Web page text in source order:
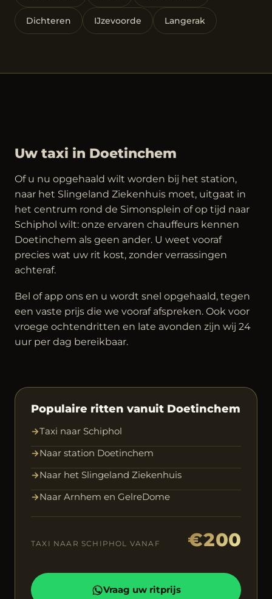
Dichteren IJzevoorde Langerak
Uw taxi in Doetinchem
Of u nu opgehaald wilt worden bij het station,
naar het Slingeland Ziekenhuis moet, uitgaat in
het centrum rond de Simonsplein of op tijd naar
Schiphol wilt: onze ervaren chauffeurs kennen
Doetinchem als geen ander. U weet vooraf
precies wat uw rit kost, zonder verrassingen
achteraf.
Bel of app ons en u wordt snel opgehaald, tegen
een vaste prijs die we vooraf afspreken. Ook voor
vroege ochtendritten en late avonden zijn wij 24
uur per dag bereikbaar.
Populaire ritten vanuit Doetinchem
→Taxi naar Schiphol
→Naar station Doetinchem
→Naar het Slingeland Ziekenhuis
→Naar Arnhem en GelreDome
TAXI NAAR SCHIPHOL VANAF €200
Vraag uw ritprijs